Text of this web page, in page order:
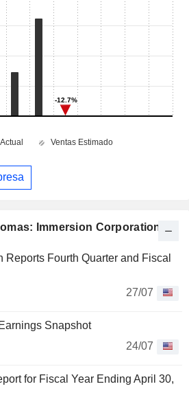
Immersion Corporation
Reports Fourth Quarter and Fiscal
27/07
Snapshot
24/07
for Fiscal Year Ending April 30,